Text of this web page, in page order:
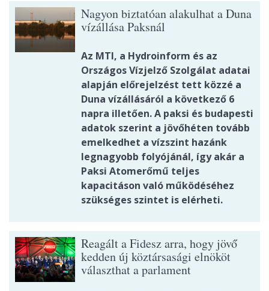
Nagyon biztatóan alakulhat a Duna
vízállása Paksnál
Az MTI, a Hydroinform és az
Országos Vízjelző Szolgálat adatai
alapján előrejelzést tett közzé a
Duna vízállásáról a következő 6
napra illetően. A paksi és budapesti
adatok szerint a jövőhéten tovább
emelkedhet a vízszint hazánk
legnagyobb folyójánál, így akár a
Paksi Atomerőmű teljes
kapacitáson való működéséhez
szükséges szintet is elérheti.
Reagált a Fidesz arra, hogy jövő
kedden új köztársasági elnököt
választhat a parlament